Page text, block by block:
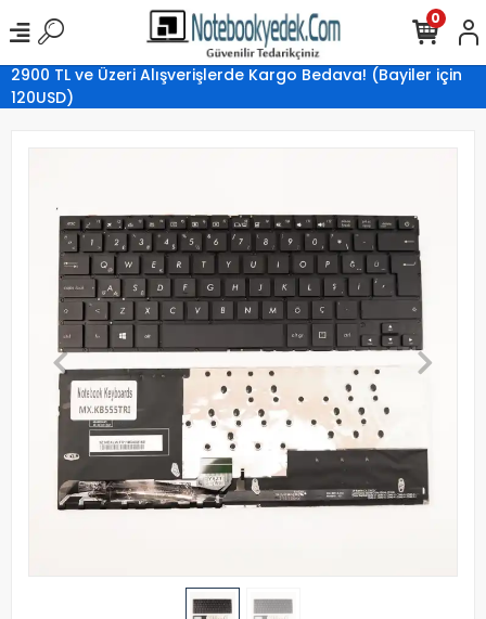
2900 TL ve Üzeri Alışverişlerde Kargo Bedava! (Bayiler için
120USD)
0